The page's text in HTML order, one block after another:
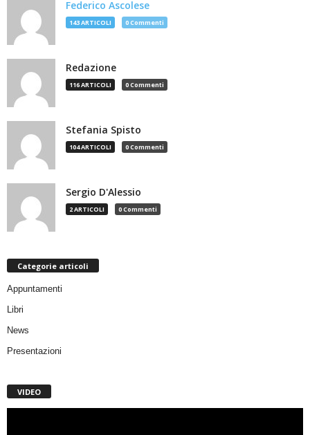
Federico Ascolese
143 ARTICOLI 0 Commenti
Redazione
116 ARTICOLI 0 Commenti
Stefania Spisto
104 ARTICOLI 0 Commenti
Sergio D'Alessio
2 ARTICOLI 0 Commenti
Categorie articoli
Appuntamenti
Libri
News
Presentazioni
VIDEO